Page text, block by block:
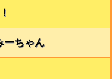
ーちゃん